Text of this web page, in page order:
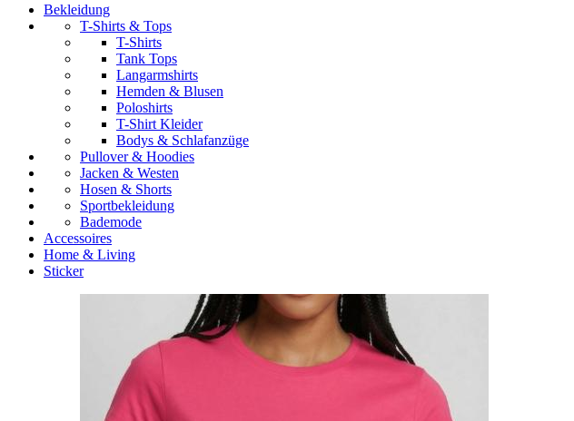
Bekleidung
T-Shirts & Tops
T-Shirts
Tank Tops
Langarmshirts
Hemden & Blusen
Poloshirts
T-Shirt Kleider
Bodys & Schlafanzüge
Pullover & Hoodies
Jacken & Westen
Hosen & Shorts
Sportbekleidung
Bademode
Accessoires
Home & Living
Sticker